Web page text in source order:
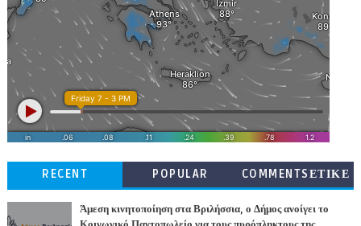
RECENT POPULAR
COMMENTSΕΤΙΚΕ
Άμεση κινητοποίηση στα Βριλήσσια, ο Δήμος ανοίγει το